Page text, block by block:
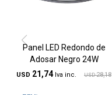
Panel LED Redondo de
Adosar Negro 24W
USD 21,74 USD 28,18